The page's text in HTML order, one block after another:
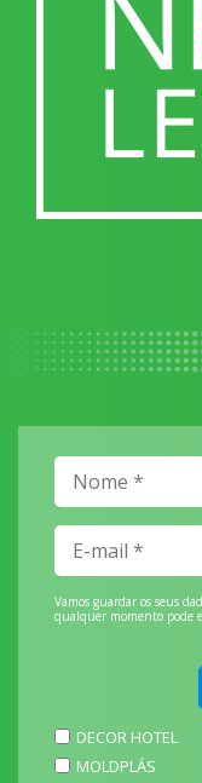
Vamos guardar os seus
qualquer momento pode
DECOR HOTEL
MOLDPLÁS